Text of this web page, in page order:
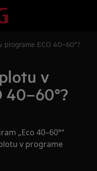
ECO 40–60°?
v
40–60°?
„Eco 40–60°“
v programe